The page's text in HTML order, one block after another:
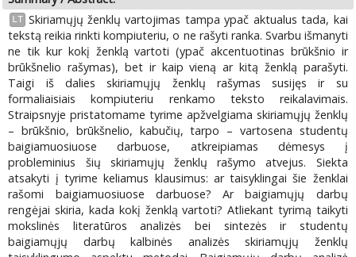
LT Skiriamųjų ženklų vartojimas tampa ypač aktualus tada, kai
tekstą reikia rinkti kompiuteriu, o ne rašyti ranka. Svarbu išmanyti
ne tik kur kokį ženklą vartoti (ypač akcentuotinas brūkšnio ir
brūkšnelio rašymas), bet ir kaip vieną ar kitą ženklą parašyti.
Taigi iš dalies skiriamųjų ženklų rašymas susijęs ir su
formaliaisiais kompiuteriu renkamo teksto reikalavimais.
Straipsnyje pristatomame tyrime apžvelgiama skiriamųjų ženklų
– brūkšnio, brūkšnelio, kabučių, tarpo – vartosena studentų
baigiamuosiuose darbuose, atkreipiamas dėmesys į
probleminius šių skiriamųjų ženklų rašymo atvejus. Siekta
atsakyti į tyrime keliamus klausimus: ar taisyklingai šie ženklai
rašomi baigiamuosiuose darbuose? Ar baigiamųjų darbų
rengėjai skiria, kada kokį ženklą vartoti? Atliekant tyrimą taikyti
mokslinės literatūros analizės bei sintezės ir studentų
baigiamųjų darbų kalbinės analizės skiriamųjų ženklų